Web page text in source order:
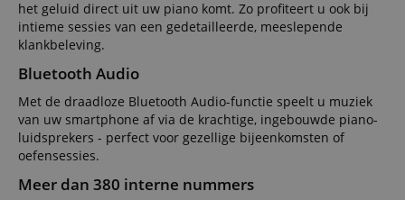
het geluid direct uit uw piano komt. Zo profiteert u ook bij
intieme sessies van een gedetailleerde, meeslepende
klankbeleving.
Bluetooth Audio
Met de draadloze Bluetooth Audio-functie speelt u muziek
van uw smartphone af via de krachtige, ingebouwde piano-
luidsprekers - perfect voor gezellige bijeenkomsten of
oefensessies.
Meer dan 380 interne nummers